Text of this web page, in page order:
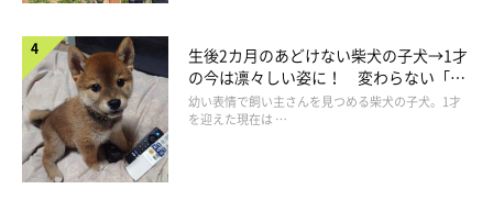
生後2カ月のあどけない柴犬の子犬→1才
の今は凛々しい姿に！ 変わらない「く
りくりおめめ」にもほっこり
幼い表情で飼い主さんを見つめる柴犬の子犬。1才
を迎えた現在は …